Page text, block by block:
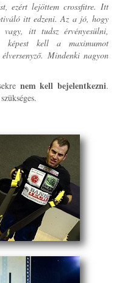
ezért lejöttem crossfitre. Itt
itt edzeni. Az a jó, hogy
itt tudsz érvényesülni,
képest kell a maximumot
Mindenki nagyon
nem kell bejelentkezni.
szükséges.